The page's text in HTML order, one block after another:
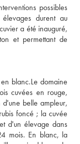
possibles
durent au
a été inauguré,
et permettant de
blanc.Le domaine
cuvées en rouge,
belle ampleur,
foncé ; la cuvée
d'un élevage dans
mois. En blanc, la